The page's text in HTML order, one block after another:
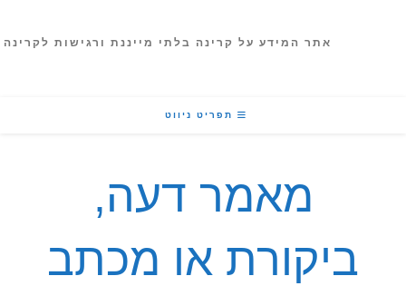
אתר המידע על קרינה בלתי מייננת ורגישות לקרינה
תפריט ניווט
מאמר דעה,
או מכתב